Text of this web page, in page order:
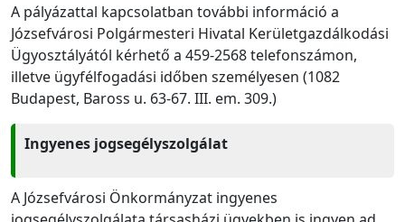
A pályázattal kapcsolatban további információ a
Józsefvárosi Polgármesteri Hivatal Kerületgazdálkodási
Ügyosztályától kérhető a 459-2568 telefonszámon,
illetve ügyfélfogadási időben személyesen (1082
Budapest, Baross u. 63-67. III. em. 309.)
Ingyenes jogsegélyszolgálat
A Józsefvárosi Önkormányzat ingyenes